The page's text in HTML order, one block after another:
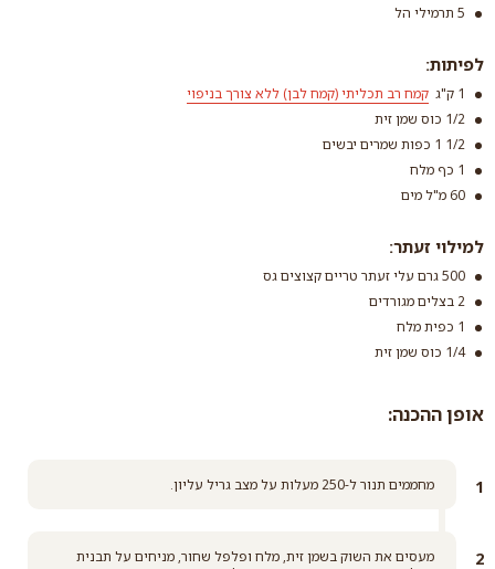
5 תרמילי הל
לפיתות:
1 ק"ג קמח רב תכליתי (קמח לבן) ללא צורך בניפוי
קרא עוד
1/2 כוס שמן זית
1/2 1 כפות שמרים יבשים
1 כף מלח
60 מ"ל מים
למילוי זעתר:
500 גרם עלי זעתר טריים קצוצים גס
2 בצלים מגורדים
1 כפית מלח
1/4 כוס שמן זית
אופן ההכנה:
מחממים תנור ל-250 מעלות על מצב גריל עליון.
מעסים את השוק בשמן זית, מלח ופלפל שחור, מניחים על תבנית